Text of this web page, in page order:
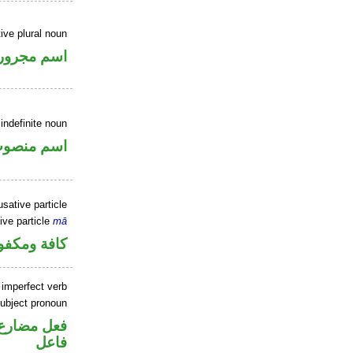
plural noun
اسم
noun
اسم
particle
particlemā
كافة
verb
pronoun
فعل
فاعل